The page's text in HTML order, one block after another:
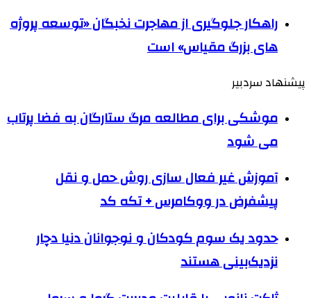
راهکار جلوگیری از مهاجرت نخبگان «توسعه پروژه
های بزرگ مقیاس» است
پیشنهاد سردبیر
موشکی برای مطالعه مرگ ستارگان به فضا پرتاب
می شود
آموزش غیر فعال سازی روش حمل و نقل
پیشفرض در ووکامرس + تکه کد
حدود یک سوم کودکان و نوجوانان دنیا دچار
نزدیک‌بینی هستند